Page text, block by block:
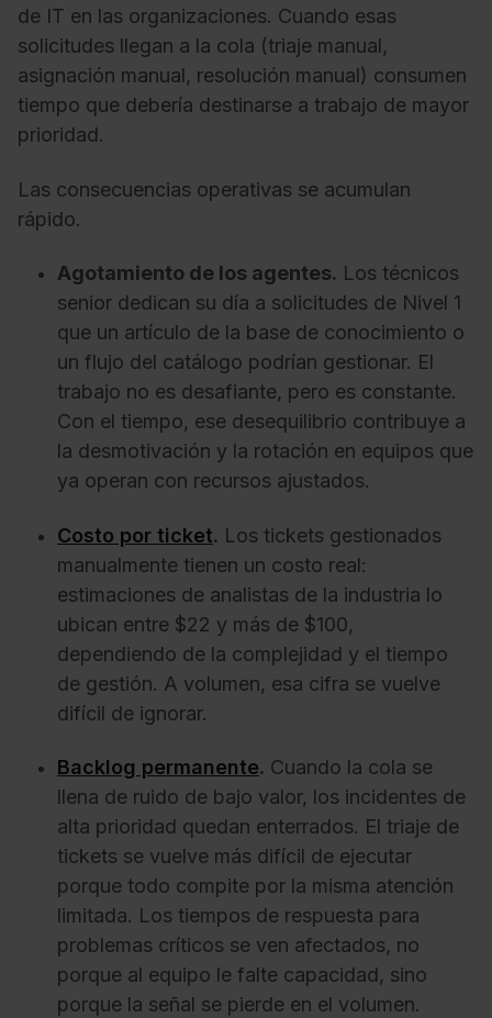
de IT en las organizaciones. Cuando esas
solicitudes llegan a la cola (triaje manual,
asignación manual, resolución manual) consumen
tiempo que debería destinarse a trabajo de mayor
prioridad.
Las consecuencias operativas se acumulan
rápido.
Agotamiento de los agentes. Los técnicos
senior dedican su día a solicitudes de Nivel 1
que un artículo de la base de conocimiento o
un flujo del catálogo podrían gestionar. El
trabajo no es desafiante, pero es constante.
Con el tiempo, ese desequilibrio contribuye a
la desmotivación y la rotación en equipos que
ya operan con recursos ajustados.
Costo por ticket. Los tickets gestionados
manualmente tienen un costo real:
estimaciones de analistas de la industria lo
ubican entre $22 y más de $100,
dependiendo de la complejidad y el tiempo
de gestión. A volumen, esa cifra se vuelve
difícil de ignorar.
Backlog permanente. Cuando la cola se
llena de ruido de bajo valor, los incidentes de
alta prioridad quedan enterrados. El triaje de
tickets se vuelve más difícil de ejecutar
porque todo compite por la misma atención
limitada. Los tiempos de respuesta para
problemas críticos se ven afectados, no
porque al equipo le falte capacidad, sino
porque la señal se pierde en el volumen.